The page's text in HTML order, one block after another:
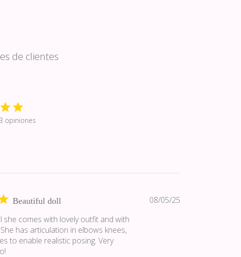
de clientes
opiniones
Beautiful doll
she comes with lovely outfit and with
has articulation in elbows knees,
to enable realistic posing. Very
Fecha
08/05/25